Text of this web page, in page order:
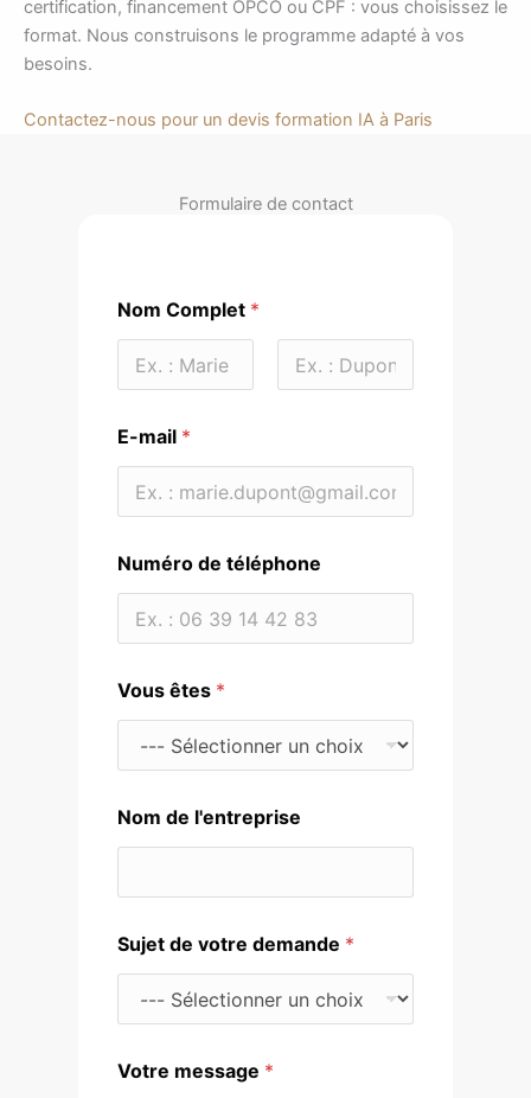
certification, financement OPCO ou CPF : vous choisissez le
format. Nous construisons le programme adapté à vos
besoins.
Contactez-nous pour un devis formation IA à Paris
Formulaire de contact
Nom Complet *
E-mail *
o
t
e
m
a
d
N
Numéro de téléphone
Vous êtes *
Nom de l'entreprise
Sujet de votre demande *
Votre message *